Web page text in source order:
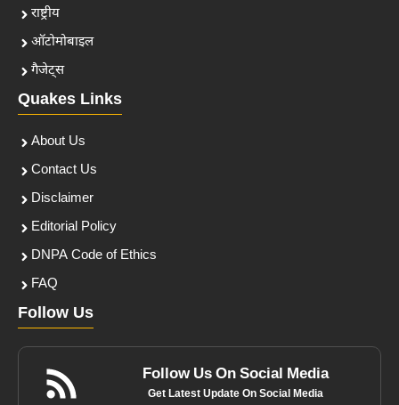
राष्ट्रीय
ऑटोमोबाइल
गैजेट्स
Quakes Links
About Us
Contact Us
Disclaimer
Editorial Policy
DNPA Code of Ethics
FAQ
Follow Us
Follow Us On Social Media
Get Latest Update On Social Media